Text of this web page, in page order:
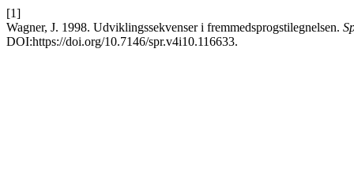
[1]
Wagner, J. 1998. Udviklingssekvenser i fremmedsprogstilegnelsen.
DOI:https://doi.org/10.7146/spr.v4i10.116633.